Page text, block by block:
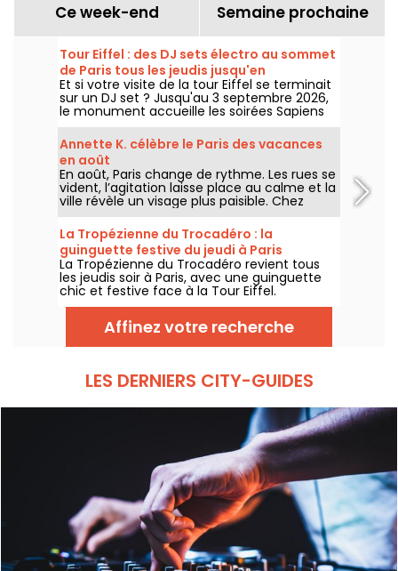
Ce week-end Semaine prochaine
Tour Eiffel : des DJ sets électro au sommet
de Paris tous les jeudis jusqu'en
septembre
Et si votre visite de la tour Eiffel se terminait
sur un DJ set ? Jusqu'au 3 septembre 2026,
le monument accueille les soirées Sapiens
Tower avec Agoria et plusieurs artistes de la
scène électro, chaque jeudi au premier
étage.
Annette K. célèbre le Paris des vacances
en août
En août, Paris change de rythme. Les rues se
vident, l’agitation laisse place au calme et la
ville révèle un visage plus paisible. Chez
Annette K., on profite de cette parenthèse
unique pour prolonger l’esprit des vacances,
les pieds presque dans l’eau, avant le retour
à la rentrée.
La Tropézienne du Trocadéro : la
guinguette festive du jeudi à Paris
La Tropézienne du Trocadéro revient tous
les jeudis soir à Paris, avec une guinguette
chic et festive face à la Tour Eiffel.
Affinez votre recherche
LES DERNIERS CITY-GUIDES